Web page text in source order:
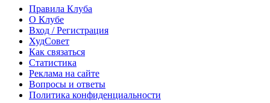
Правила Клуба
О Клубе
Вход / Регистрация
ХудСовет
Как связаться
Статистика
Реклама на сайте
Вопросы и ответы
Политика конфиденциальности